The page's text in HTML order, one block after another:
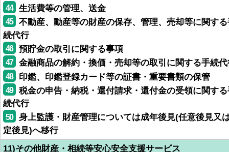
44 生活費等の管理、送金
45
不動産、動産等の財産の保存、管理、売却等に関す
続代行
46 預貯金の取引に関する事項
47 金融商品の解約・換価・売却等の取引に関する手続
48 印鑑、印鑑登録カード等の証書・重要書類の保管
49
税金の申告・納税・還付請求・還付金の受領に関す
続代行
50
身上監護・財産管理については成年後見(任意後見又
定後見)へ移行
11)その他財産・相続等安心安全支援サービス